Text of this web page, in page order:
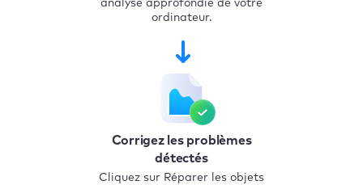
analyse approfondie de votre
ordinateur.
Corrigez les problèmes
détectés
Cliquez sur Réparer les objets